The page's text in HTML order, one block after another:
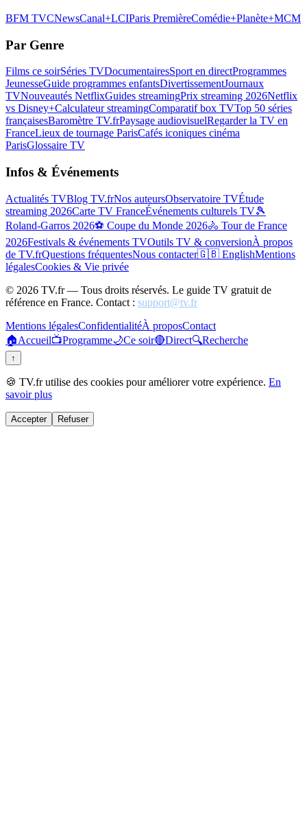
BFM TVCNewsCanal+LCIParis PremièreComédie+Planète+MCM
Par Genre
Films ce soirSéries TVDocumentairesSport en directProgrammes
JeunesseGuide programmes enfantsDivertissementJournaux
TVNouveautés NetflixGuides streamingPrix streaming 2026Netflix
vs Disney+Calculateur streamingComparatif box TVTop 50 séries
françaisesBaromètre TV.frPaysage audiovisuelRegarder la TV en
FranceLieux de tournage ParisCafés iconiques cinéma
ParisGlossaire TV
Infos & Événements
Actualités TVBlog TV.frNos auteursObservatoire TVÉtude
streaming 2026Carte TV FranceÉvénements culturels TV🎾
Roland-Garros 2026⚽ Coupe du Monde 2026🚴 Tour de France
2026Festivals & événements TVOutils TV & conversionÀ propos
de TV.frQuestions fréquentesNous contacter🇬🇧 EnglishMentions
légalesCookies & Vie privée
© 2026 TV.fr — Tous droits réservés. Le guide TV gratuit de
référence en France. Contact : support@tv.fr
Mentions légalesConfidentialitéÀ proposContact
🏠Accueil📺Programme🌙Ce soir🔴Direct🔍Recherche
↑
🍪 TV.fr utilise des cookies pour améliorer votre expérience. En
savoir plus
Accepter Refuser